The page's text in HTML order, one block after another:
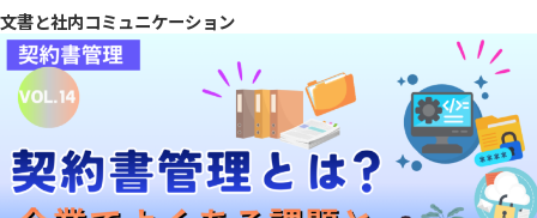
文書と社内コミュニケーション